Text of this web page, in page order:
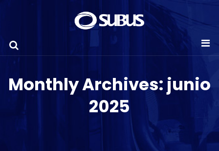
Monthly Archives: junio
2025